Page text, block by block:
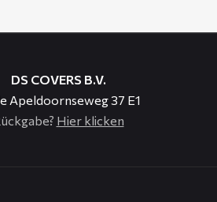
DS COVERS B.V.
Apeldoornseweg 37 E1
Hier klicken